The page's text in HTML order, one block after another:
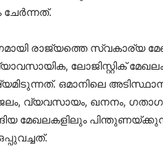
രാജ്യത്തെ സ്വകാര്യ
ലോജിസ്റ്റിക്
ഒമാനിലെ
വ്യവസായം, ഖനനം,
മേഖലകളിലും